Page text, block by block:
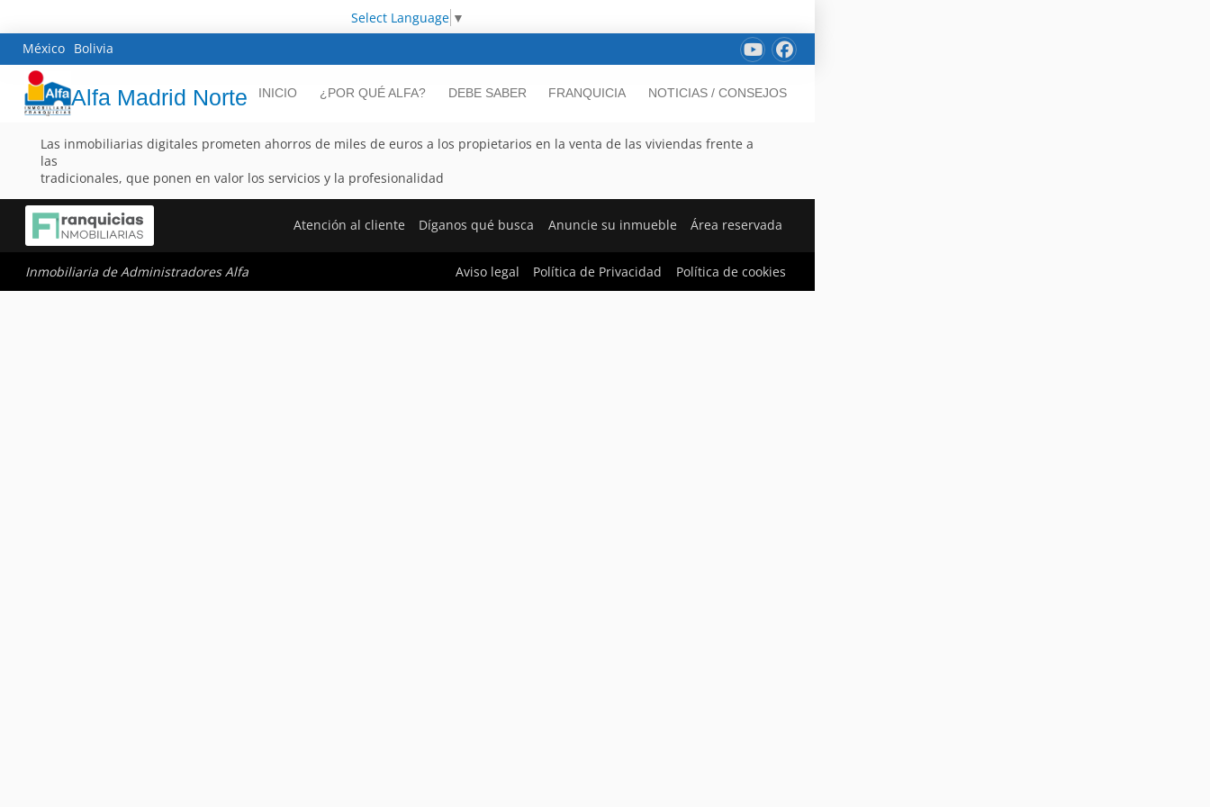
Select Language ▼
México Bolivia
Alfa Madrid Norte INICIO ¿POR QUÉ ALFA? DEBE SABER FRANQUICIA NOTICIAS / CONSEJOS
Las inmobiliarias digitales prometen ahorros de miles de euros a los propietarios en la venta de las viviendas frente a
las
tradicionales, que ponen en valor los servicios y la profesionalidad
Atención al cliente Díganos qué busca Anuncie su inmueble Área reservada
Inmobiliaria de Administradores Alfa Aviso legal Política de Privacidad Política de cookies